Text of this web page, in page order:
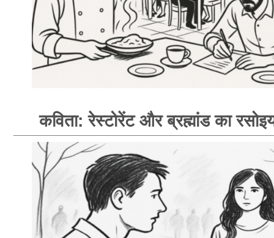
कविता: रेस्टोरेंट और ब्रह्मांड का